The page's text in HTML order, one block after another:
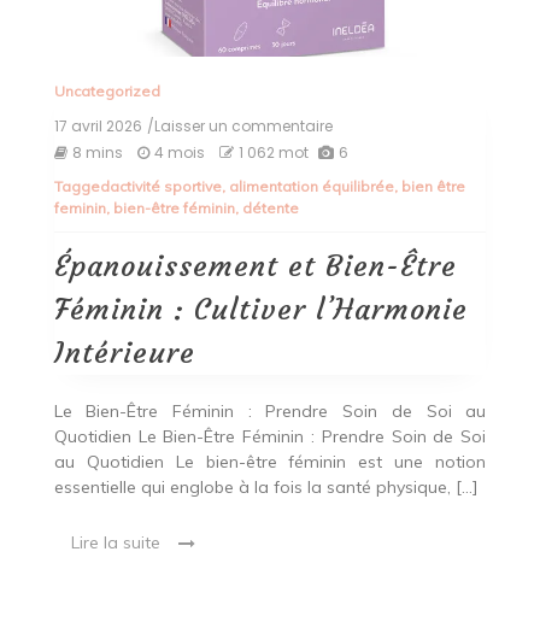
Uncategorized
17 avril 2026 /Laisser un commentaireon
Épanouissement
Bien-
:
Cultiver
l’Harmonie
Intérieure
8 mins 4 mois 1 062 mot 6
Taggedactivité sportive, alimentation équilibrée, bien être
feminin, bien-être féminin, détente
Épanouissement et Bien-Être
Féminin : Cultiver l’Harmonie
Intérieure
Le Bien-Être Féminin : Prendre Soin de Soi au
Quotidien Le Bien-Être Féminin : Prendre Soin de Soi
au Quotidien Le bien-être féminin est une notion
essentielle qui englobe à la fois la santé physique, […]
Lire la suite